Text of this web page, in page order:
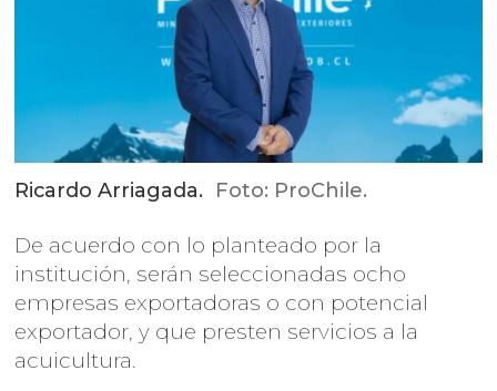
Ricardo Arriagada. Foto: ProChile.
De acuerdo con lo planteado por la
institución, serán seleccionadas ocho
empresas exportadoras o con potencial
exportador, y que presten servicios a la
acuicultura.